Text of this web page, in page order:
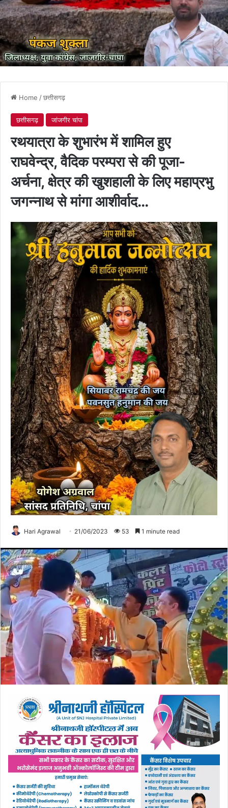
Home /छत्तीसगढ़
छत्तीसगढ़ जांजगीर चांपा
रथयात्रा के शुभारंभ में शामिल हुए
राघवेन्द्र, वैदिक परम्परा से की पूजा-
अर्चना, क्षेत्र की खुशहाली के लिए महाप्रभु
जगन्नाथ से मांगा आशीर्वाद…
Hari Agrawal 21/06/2023 53 1 minute read